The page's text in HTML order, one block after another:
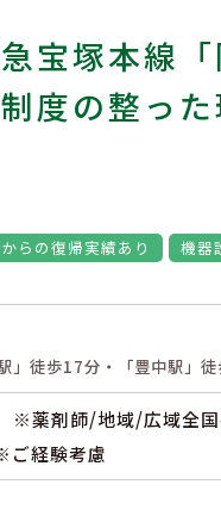
急宝塚本線
度の整っ
らの復帰実績あり 機器
」徒歩17分・「豊中駅」
薬剤師/地域/広域全国
経験考慮